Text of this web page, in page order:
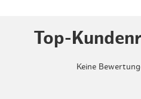
Top-
Keine